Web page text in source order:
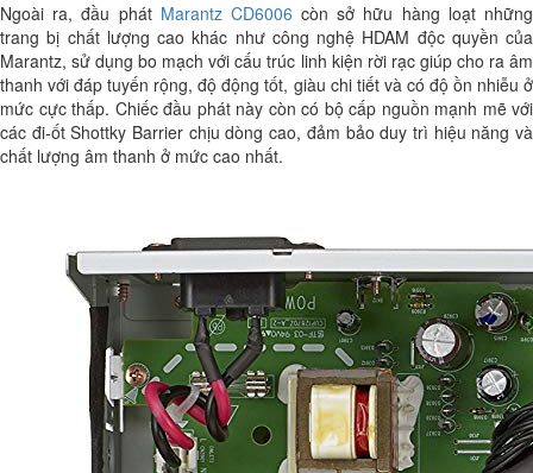
Ngoài ra, đầu phát Marantz CD6006 còn sở hữu hàng loạt những
trang bị chất lượng cao khác như công nghệ HDAM độc quyền của
Marantz, sử dụng bo mạch với cấu trúc linh kiện rời rạc giúp cho ra âm
thanh với đáp tuyến rộng, độ động tốt, giàu chi tiết và có độ ồn nhiễu ở
mức cực thấp. Chiếc đầu phát này còn có bộ cấp nguồn mạnh mẽ với
các đi-ốt Shottky Barrier chịu dòng cao, đảm bảo duy trì hiệu năng và
chất lượng âm thanh ở mức cao nhất.